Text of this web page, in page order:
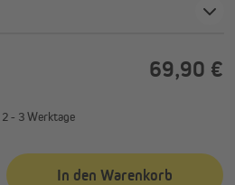
69,90 €
- 3 Werktage
den gewünschten Wert ein oder
In den Warenkorb